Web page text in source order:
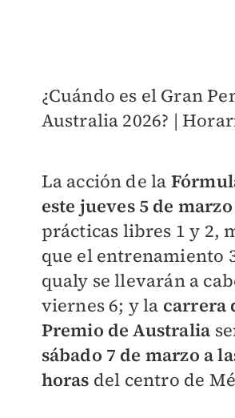
¿Cuándo es el Gran
Australia 2026? |
La acción de la
este jueves 5 de marzo
prácticas libres 1 y 2,
que el entrenamiento
qualy se llevarán a
viernes 6; y la carrera
Premio de Australia
sábado 7 de marzo a
horas del centro de